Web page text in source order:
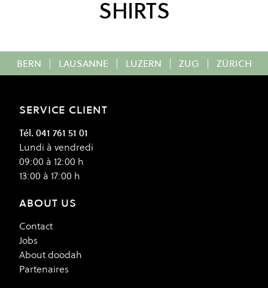
SHIRTS
BERN | LAUSANNE | LUZERN | ZUG | ZÜRICH
SERVICE CLIENT
Tél. 041 761 51 01
Lundi à vendredi
09:00 à 12:00 h
13:00 à 17:00 h
ABOUT US
Contact
Jobs
About doodah
Partenaires